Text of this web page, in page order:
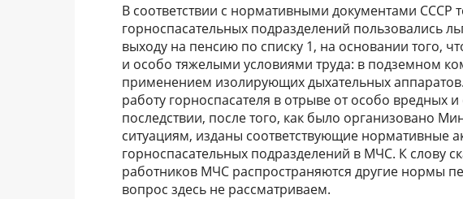
В соответствии с нормативными документами СССР
горноспасательных подразделений пользовались
выходу на пенсию по списку 1, на основании того,
и особо тяжелыми условиями труда: в подземном
применением изолирующих дыхательных
работу горноспасателя в отрыве от особо вредных
последствии, после того, как было организовано
ситуациям, изданы соответствующие нормативные
горноспасательных подразделений в МЧС. К слову
работников МЧС распространяются другие нормы
вопрос здесь не рассматриваем.